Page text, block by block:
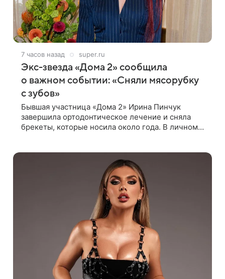
7 часов назад super.ru
Экс-звезда «Дома 2» сообщила
о важном событии: «Сняли мясорубку
с зубов»
Бывшая участница «Дома 2» Ирина Пинчук
завершила ортодонтическое лечение и сняла
брекеты, которые носила около года. В личном